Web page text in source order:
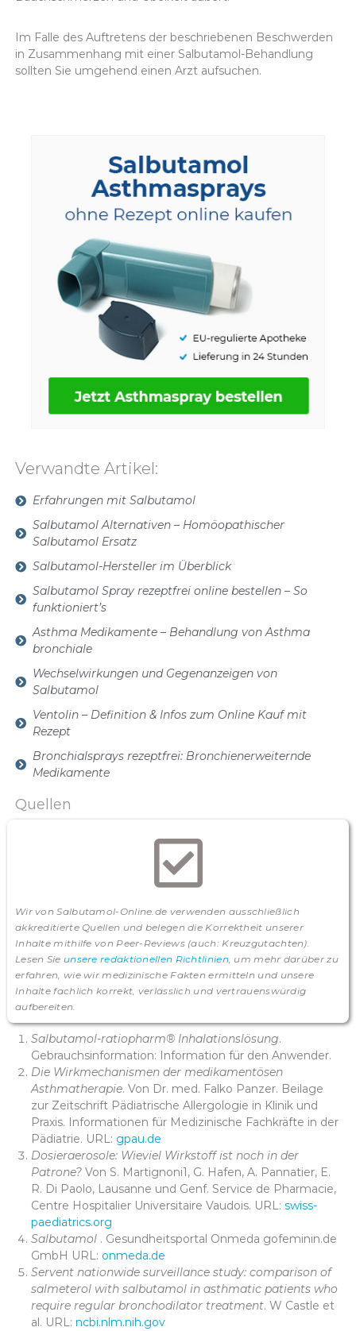
Im Falle des Auftretens der beschriebenen Beschwerden
in Zusammenhang mit einer Salbutamol-Behandlung
sollten Sie umgehend einen Arzt aufsuchen.
Verwandte Artikel:
Erfahrungen mit Salbutamol
Salbutamol Alternativen – Homöopathischer
Salbutamol Ersatz
Salbutamol-Hersteller im Überblick
Salbutamol Spray rezeptfrei online bestellen – So
funktioniert’s
Asthma Medikamente – Behandlung von Asthma
bronchiale
Wechselwirkungen und Gegenanzeigen von
Salbutamol
Ventolin – Definition & Infos zum Online Kauf mit
Rezept
Bronchialsprays rezeptfrei: Bronchienerweiternde
Medikamente
Quellen
Wir von Salbutamol-Online.de verwenden ausschließlich
akkreditierte Quellen und belegen die Korrektheit unserer
Inhalte mithilfe von Peer-Reviews (auch: Kreuzgutachten).
Lesen Sie unsere redaktionellen Richtlinien, um mehr darüber zu
erfahren, wie wir medizinische Fakten ermitteln und unsere
Inhalte fachlich korrekt, verlässlich und vertrauenswürdig
aufbereiten.
Salbutamol-ratiopharm® Inhalationslösung.
Gebrauchsinformation: Information für den Anwender.
Die Wirkmechanismen der medikamentösen
Asthmatherapie. Von Dr. med. Falko Panzer. Beilage
zur Zeitschrift Pädiatrische Allergologie in Klinik und
Praxis. Informationen für Medizinische Fachkräfte in der
Pädiatrie. URL: gpau.de
Dosieraerosole: Wieviel Wirkstoff ist noch in der
Patrone?Von S. Martignoni1, G. Hafen, A. Pannatier, E.
R. Di Paolo, Lausanne und Genf. Service de Pharmacie,
Centre Hospitalier Universitaire Vaudois. URL: swiss-
paediatrics.org
Salbutamol . Gesundheitsportal Onmeda gofeminin.de
GmbH URL: onmeda.de
Servent nationwide surveillance study: comparison of
salmeterol with salbutamol in asthmatic patients who
require regular bronchodilator treatment. W Castle et
al. URL: ncbi.nlm.nih.gov